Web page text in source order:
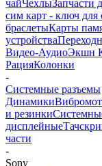
чайЧехлыЗапчасти
сим карт - ключ для
браслетыКарты
устройства
Видео-АудиоЭкшн
РацияКолонки
-
Системные разъемы
Динамики
и резинки
дисплейные
части
-
Sony